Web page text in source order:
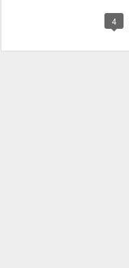
4